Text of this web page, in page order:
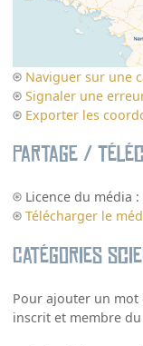
Naviguer sur une
Signaler une
Exporter les
Partage /
Licence du média :
Télécharger le
Catégories
Pour ajouter un mot
inscrit et membre